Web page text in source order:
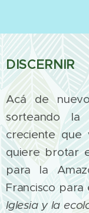
DISCERNIR
Acá de
sorteando
creciente que
quiere brotar
para la
Francisco
Iglesia y la